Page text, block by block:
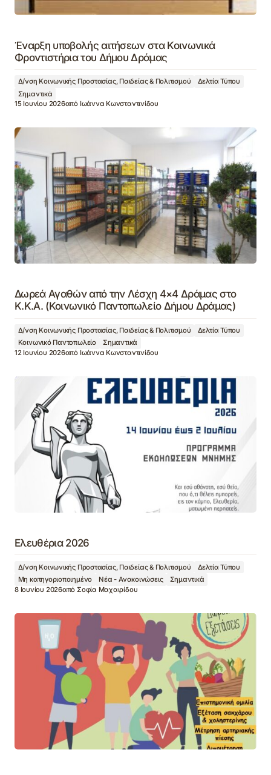
Έναρξη υποβολής αιτήσεων στα Κοινωνικά
Φροντιστήρια του Δήμου Δράμας
Δ/νση Κοινωνικής Προστασίας, Παιδείας & Πολιτισμού
Δελτία Τύπου
Σημαντικά
15 Ιουνίου 2026από Ιωάννα Κωνσταντινίδου
Δωρεά Αγαθών από την Λέσχη 4×4 Δράμας στο
Κ.Κ.Α. (Κοινωνικό Παντοπωλείο Δήμου Δράμας)
Δ/νση Κοινωνικής Προστασίας, Παιδείας & Πολιτισμού
Δελτία Τύπου
Κοινωνικό Παντοπωλείο
Σημαντικά
12 Ιουνίου 2026από Ιωάννα Κωνσταντινίδου
Ελευθέρια 2026
Δ/νση Κοινωνικής Προστασίας, Παιδείας & Πολιτισμού
Δελτία Τύπου
Μη κατηγοριοποιημένο
Νέα - Ανακοινώσεις
Σημαντικά
8 Ιουνίου 2026από Σοφία Μαχαιρίδου